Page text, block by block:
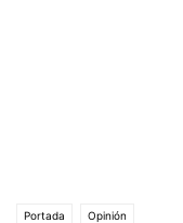
Portada Opinión